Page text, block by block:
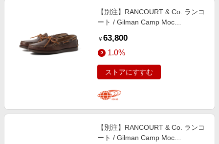
【別注】RANCOURT & Co. ランコ
ート / Gilman Camp Moc
Carolina Brown 10.5
￥ 63,800
1.0%
ストアにすすむ
【別注】RANCOURT & Co. ランコ
ート / Gilman Camp Moc